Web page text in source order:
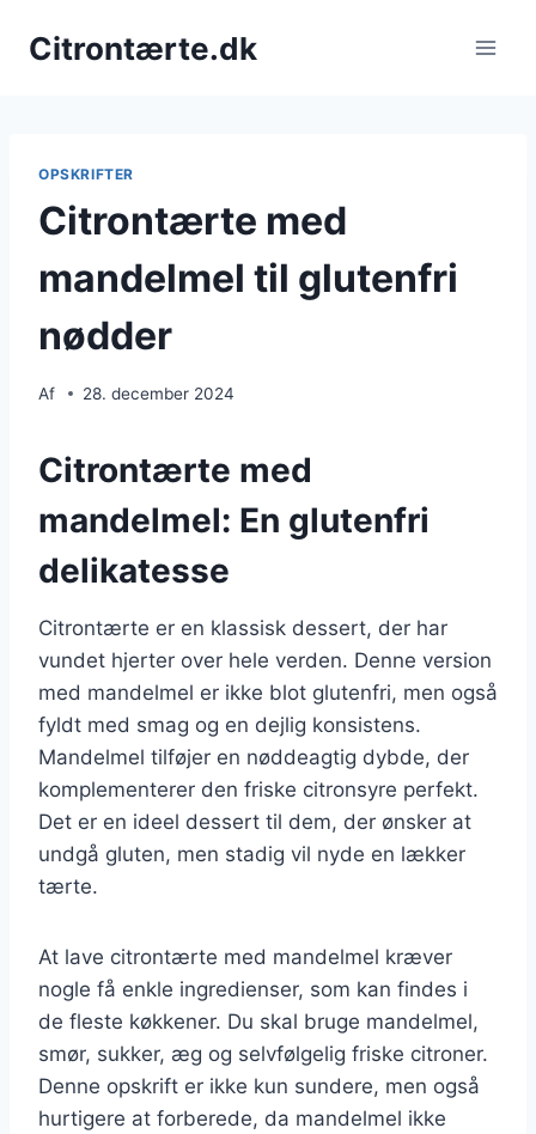
Citrontærte.dk
OPSKRIFTER
Citrontærte med
mandelmel til glutenfri
nødder
Af 28. december 2024
Citrontærte med
mandelmel: En glutenfri
delikatesse
Citrontærte er en klassisk dessert, der har
vundet hjerter over hele verden. Denne version
med mandelmel er ikke blot glutenfri, men også
fyldt med smag og en dejlig konsistens.
Mandelmel tilføjer en nøddeagtig dybde, der
komplementerer den friske citronsyre perfekt.
Det er en ideel dessert til dem, der ønsker at
undgå gluten, men stadig vil nyde en lækker
tærte.
At lave citrontærte med mandelmel kræver
nogle få enkle ingredienser, som kan findes i
de fleste køkkener. Du skal bruge mandelmel,
smør, sukker, æg og selvfølgelig friske citroner.
Denne opskrift er ikke kun sundere, men også
hurtigere at forberede, da mandelmel ikke